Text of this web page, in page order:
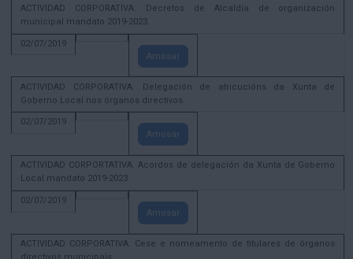
ACTIVIDAD CORPORATIVA. Decretos de Alcaldía de organización
municipal mandato 2019-2023.
02/07/2019
Amosar
ACTIVIDAD CORPORATIVA. Delegación de atricucións da Xunta de
Goberno Local nos órganos directivos.
02/07/2019
Amosar
ACTIVIDAD CORPORTATIVA. Acordos de delegación da Xunta de Goberno
Local mandato 2019-2023
02/07/2019
Amosar
ACTIVIDAD CORPORATIVA. Cese e nomeamento de titulares de órganos